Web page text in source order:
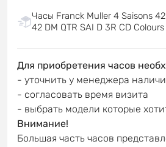
Часы Franck Muller 4 Saisons
42 DM QTR SAI D 3R CD
Для приобретения часов
- уточнить у менеджера
- согласовать время визита
- выбрать модели которые
Внимание!
Большая часть часов